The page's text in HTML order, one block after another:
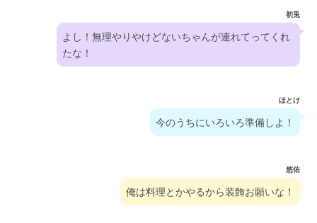
初兎
よし！無理やりやけどないちゃんが連れてってくれ
たな！
ほとけ
今のうちにいろいろ準備しよ！
悠佑
俺は料理とかやるから装飾お願いな！